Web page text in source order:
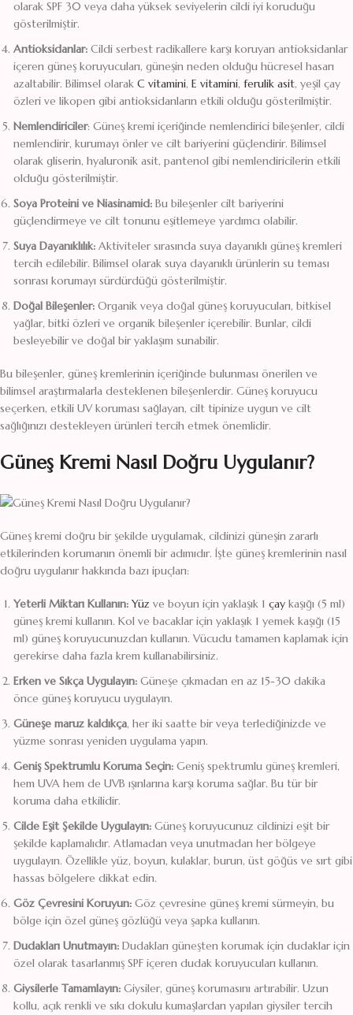
olarak SPF 30 veya daha yüksek seviyelerin cildi iyi koruduğu
gösterilmiştir.
Antioksidanlar: Cildi serbest radikallere karşı koruyan antioksidanlar
içeren güneş koruyucuları, güneşin neden olduğu hücresel hasarı
azaltabilir. Bilimsel olarak C vitamini, E vitamini, ferulik asit, yeşil çay
özleri ve likopen gibi antioksidanların etkili olduğu gösterilmiştir.
Nemlendiriciler: Güneş kremi içeriğinde nemlendirici bileşenler, cildi
nemlendirir, kurumayı önler ve cilt bariyerini güçlendirir. Bilimsel
olarak gliserin, hyaluronik asit, pantenol gibi nemlendiricilerin etkili
olduğu gösterilmiştir.
Soya Proteini ve Niasinamid: Bu bileşenler cilt bariyerini
güçlendirmeye ve cilt tonunu eşitlemeye yardımcı olabilir.
Suya Dayanıklılık: Aktiviteler sırasında suya dayanıklı güneş kremleri
tercih edilebilir. Bilimsel olarak suya dayanıklı ürünlerin su teması
sonrası korumayı sürdürdüğü gösterilmiştir.
Doğal Bileşenler: Organik veya doğal güneş koruyucuları, bitkisel
yağlar, bitki özleri ve organik bileşenler içerebilir. Bunlar, cildi
besleyebilir ve doğal bir yaklaşım sunabilir.
Bu bileşenler, güneş kremlerinin içeriğinde bulunması önerilen ve
bilimsel araştırmalarla desteklenen bileşenlerdir. Güneş koruyucu
seçerken, etkili UV koruması sağlayan, cilt tipinize uygun ve cilt
sağlığınızı destekleyen ürünleri tercih etmek önemlidir.
Güneş Kremi Nasıl Doğru Uygulanır?
Güneş kremi doğru bir şekilde uygulamak, cildinizi güneşin zararlı
etkilerinden korumanın önemli bir adımıdır. İşte güneş kremlerinin nasıl
doğru uygulanır hakkında bazı ipuçları:
Yeterli Miktarı Kullanın: Yüz ve boyun için yaklaşık 1 çay kaşığı (5 ml)
güneş kremi kullanın. Kol ve bacaklar için yaklaşık 1 yemek kaşığı (15
ml) güneş koruyucunuzdan kullanın. Vücudu tamamen kaplamak için
gerekirse daha fazla krem kullanabilirsiniz.
Erken ve Sıkça Uygulayın: Güneşe çıkmadan en az 15-30 dakika
önce güneş koruyucu uygulayın.
Güneşe maruz kaldıkça, her iki saatte bir veya terlediğinizde ve
yüzme sonrası yeniden uygulama yapın.
Geniş Spektrumlu Koruma Seçin: Geniş spektrumlu güneş kremleri,
hem UVA hem de UVB ışınlarına karşı koruma sağlar. Bu tür bir
koruma daha etkilidir.
Cilde Eşit Şekilde Uygulayın: Güneş koruyucunuz cildinizi eşit bir
şekilde kaplamalıdır. Atlamadan veya unutmadan her bölgeye
uygulayın. Özellikle yüz, boyun, kulaklar, burun, üst göğüs ve sırt gibi
hassas bölgelere dikkat edin.
Göz Çevresini Koruyun: Göz çevresine güneş kremi sürmeyin, bu
bölge için özel güneş gözlüğü veya şapka kullanın.
Dudakları Unutmayın: Dudakları güneşten korumak için dudaklar için
özel olarak tasarlanmış SPF içeren dudak koruyucuları kullanın.
Giysilerle Tamamlayın: Giysiler, güneş korumasını artırabilir. Uzun
kollu, açık renkli ve sıkı dokulu kumaşlardan yapılan giysiler tercih